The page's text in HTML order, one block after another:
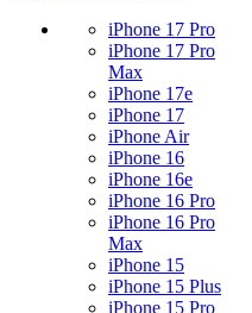
iPhone 17 Pro
iPhone 17 Pro
Max
iPhone 17e
iPhone 17
iPhone Air
iPhone 16
iPhone 16e
iPhone 16 Pro
iPhone 16 Pro
Max
iPhone 15
iPhone 15 Plus
iPhone 15 Pro